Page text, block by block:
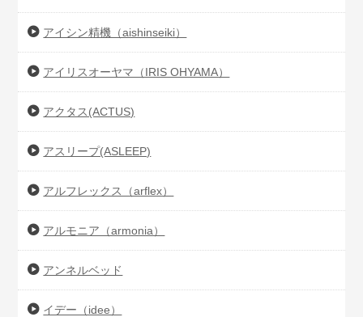
アイシン精機（aishinseiki）
アイリスオーヤマ（IRIS OHYAMA）
アクタス(ACTUS)
アスリープ(ASLEEP)
アルフレックス（arflex）
アルモニア（armonia）
アンネルベッド
イデー（idee）